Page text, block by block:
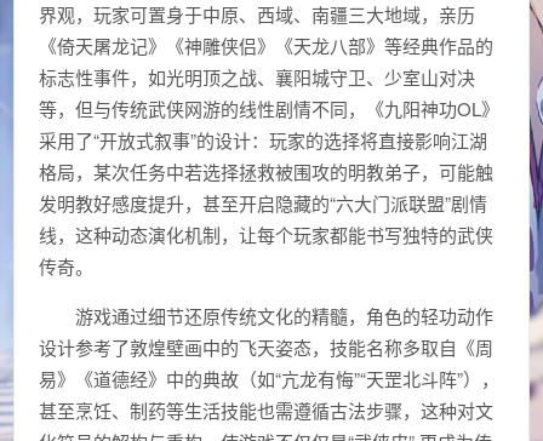
界观，玩家可置身于中原、西域、南疆三大地域，亲历
《倚天屠龙记》《神雕侠侣》《天龙八部》等经典作品的
标志性事件，如光明顶之战、襄阳城守卫、少室山对决
等，但与传统武侠网游的线性剧情不同，《九阳神功OL》
采用了“开放式叙事”的设计：玩家的选择将直接影响江湖
格局，某次任务中若选择拯救被围攻的明教弟子，可能触
发明教好感度提升，甚至开启隐藏的“六大门派联盟”剧情
线，这种动态演化机制，让每个玩家都能书写独特的武侠
传奇。
游戏通过细节还原传统文化的精髓，角色的轻功动作
设计参考了敦煌壁画中的飞天姿态，技能名称多取自《周
易》《道德经》中的典故（如“亢龙有悔”“天罡北斗阵”），
甚至烹饪、制药等生活技能也需遵循古法步骤，这种对文